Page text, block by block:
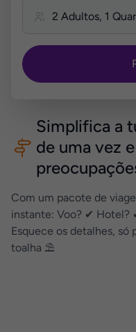
Simplifica a
de uma vez
Com um pacote de
instante: Voo? ✔ Hotel?
Esquece os detalhes, só
toalha ⛱︎